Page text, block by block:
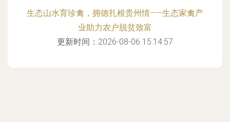
生态山水育珍禽，拥德扎根贵州情——生态家禽产
业助力农户脱贫致富
更新时间：2026-08-06 15:14:57